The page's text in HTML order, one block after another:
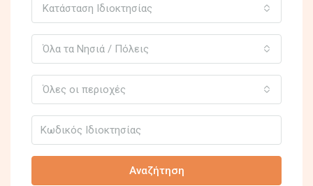
Κατάσταση Ιδιοκτησίας
Όλα τα Νησιά / Πόλεις
Όλες οι περιοχές
Αναζήτηση